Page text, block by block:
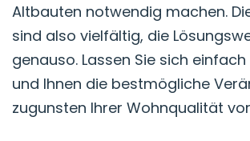
Altbauten notwendig machen.
sind also vielfältig, die
genauso. Lassen Sie sich
und Ihnen die bestmögliche
zugunsten Ihrer Wohnqualität